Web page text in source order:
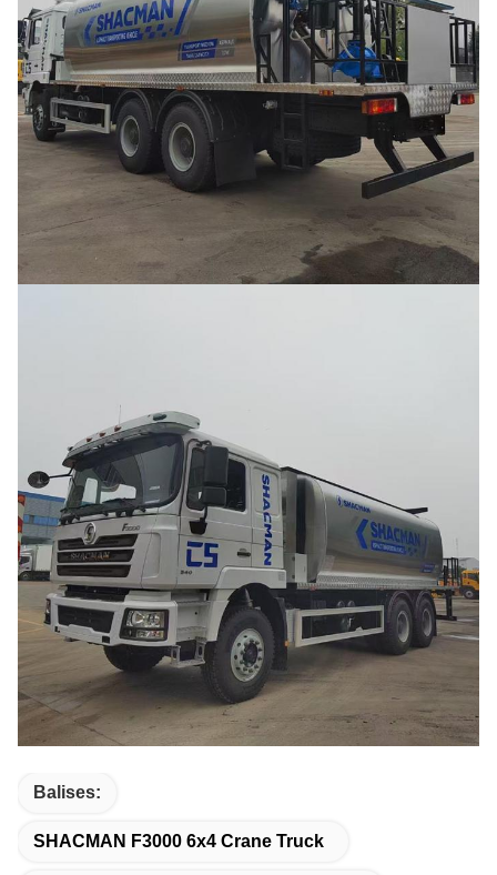
Balises:
SHACMAN F3000 6x4 Crane Truck